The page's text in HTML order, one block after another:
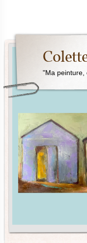
"Ma peinture,